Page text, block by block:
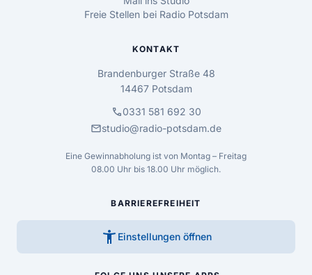
Freie Stellen bei Radio Potsdam
KONTAKT
Brandenburger Straße 48
14467 Potsdam
call0331 581 692 30
mailstudio@radio-potsdam.de
Eine Gewinnabholung ist von Montag – Freitag
08.00 Uhr bis 18.00 Uhr möglich.
BARRIEREFREIHEIT
accessibility_new Einstellungen öffnen